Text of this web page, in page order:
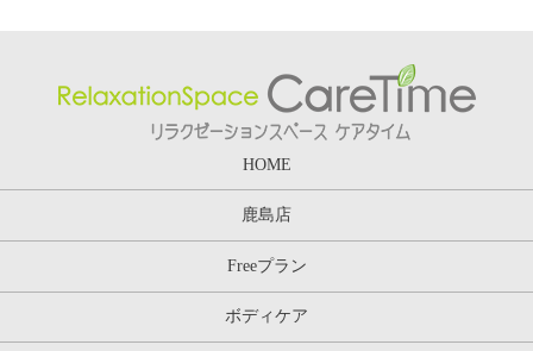
HOME
鹿島店
Freeプラン
ボディケア